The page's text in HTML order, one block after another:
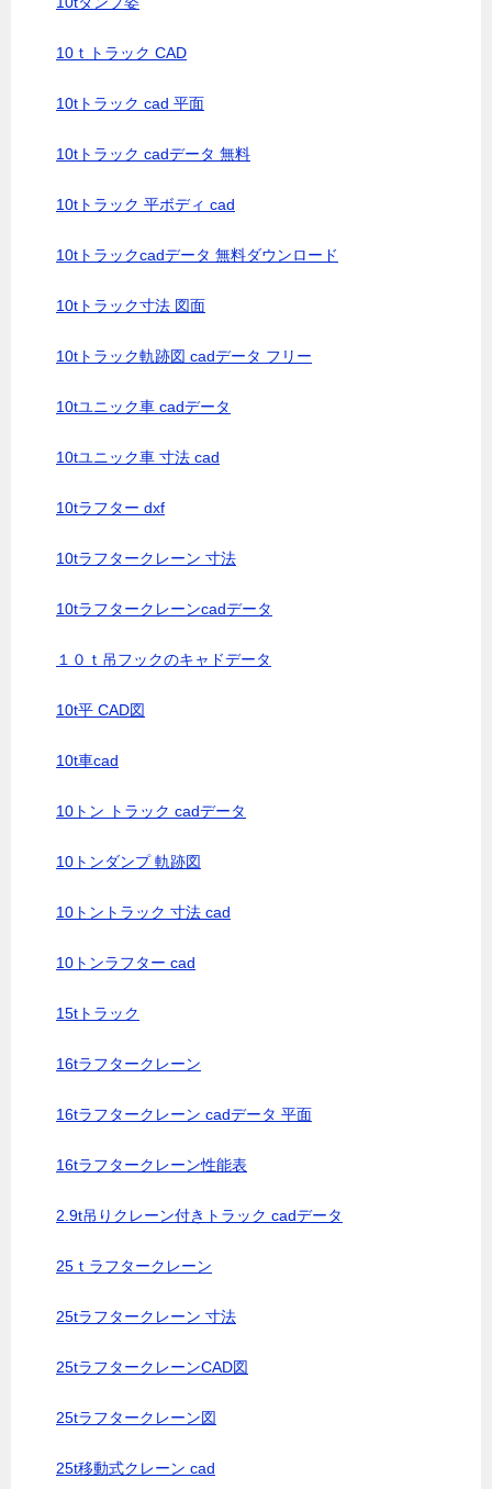
10ｔトラック CAD
10tトラック cad 平面
10tトラック cadデータ 無料
10tトラック 平ボディ cad
10tトラックcadデータ 無料ダウンロード
10tトラック寸法 図面
10tトラック軌跡図 cadデータ フリー
10tユニック車 cadデータ
10tユニック車 寸法 cad
10tラフター dxf
10tラフタークレーン 寸法
10tラフタークレーンcadデータ
１０ｔ吊フックのキャドデータ
10t平 CAD図
10t車cad
10トン トラック cadデータ
10トンダンプ 軌跡図
10トントラック 寸法 cad
10トンラフター cad
15tトラック
16tラフタークレーン
16tラフタークレーン cadデータ 平面
16tラフタークレーン性能表
2.9t吊りクレーン付きトラック cadデータ
25ｔラフタークレーン
25tラフタークレーン 寸法
25tラフタークレーンCAD図
25tラフタークレーン図
25t移動式クレーン cad